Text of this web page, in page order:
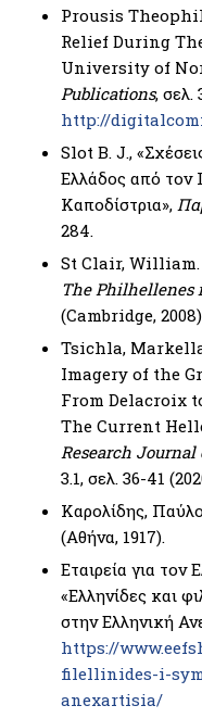
Prousis
Relief During
University of
Publications, σελ.
http://
Slot Β. J.,
Ελλάδος από τον
Καποδίστρια»,
284.
St Clair, William.
The Philhellenes
(Cambridge,
Tsichla,
Imagery of the
From Delacroix
The Current
Research
3.1, σελ. 36-41
Καρολίδης,
(Αθήνα, 1917).
Εταιρεία για τον
«Ελληνίδες και
στην Ελληνική
https://
filellinides-i-
anexartisia/